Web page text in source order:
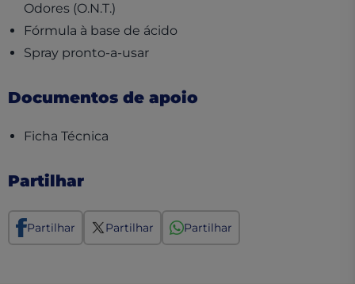
Odores (O.N.T.)
Fórmula à base de ácido
Spray pronto-a-usar
Documentos de apoio
Ficha Técnica
Partilhar
Partilhar Partilhar Partilhar